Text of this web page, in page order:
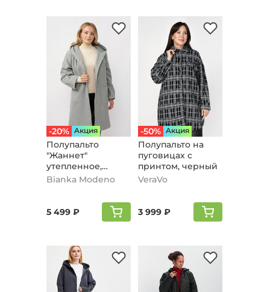
-20% Aкция
Полупальто
"Жаннет"
утепленное,
серый
Bianka Modeno
5 499 ₽
-50% Aкция
Полупальто на
пуговицах с
принтом, черный
VeraVo
3 999 ₽